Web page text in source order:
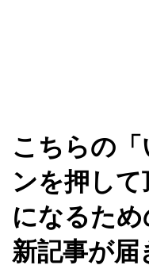
こちらの
ンを押し
になるた
新記事が届